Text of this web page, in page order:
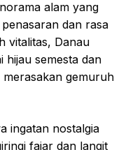
alam yang
dan rasa
vitalitas, Danau
hijau semesta dan
gemuruh
ingatan nostalgia
fajar dan langit